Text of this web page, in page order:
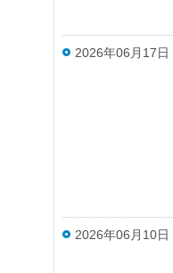
2026年06月17日
2026年06月10日